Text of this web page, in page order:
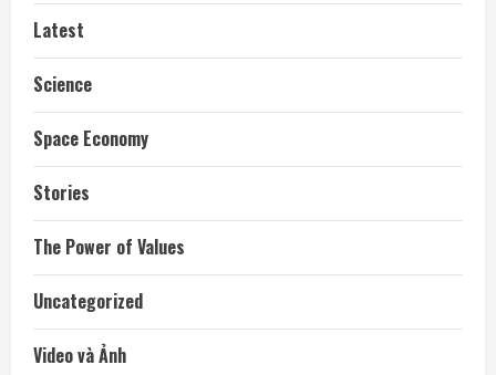
Latest
Science
Space Economy
Stories
The Power of Values
Uncategorized
Video và Ảnh